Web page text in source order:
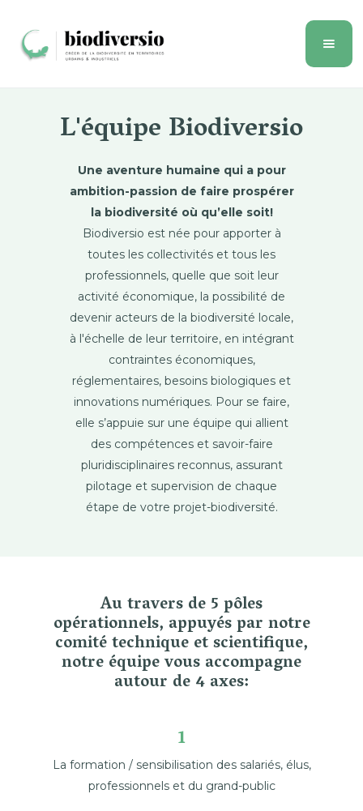
L'équipe Biodiversio
Une aventure humaine qui a pour
ambition-passion de faire prospérer
la biodiversité où qu’elle soit!
Biodiversio est née pour apporter à
toutes les collectivités et tous les
professionnels, quelle que soit leur
activité économique, la possibilité de
devenir acteurs de la biodiversité locale,
à l'échelle de leur territoire, en intégrant
contraintes économiques,
réglementaires, besoins biologiques et
innovations numériques. Pour se faire,
elle s’appuie sur une équipe qui allient
des compétences et savoir-faire
pluridisciplinaires reconnus, assurant
pilotage et supervision de chaque
étape de votre projet-biodiversité.
Au travers de 5 pôles
opérationnels, appuyés par notre
comité technique et scientifique,
notre équipe vous accompagne
autour de 4 axes:
1
La formation / sensibilisation des salariés, élus,
professionnels et du grand-public